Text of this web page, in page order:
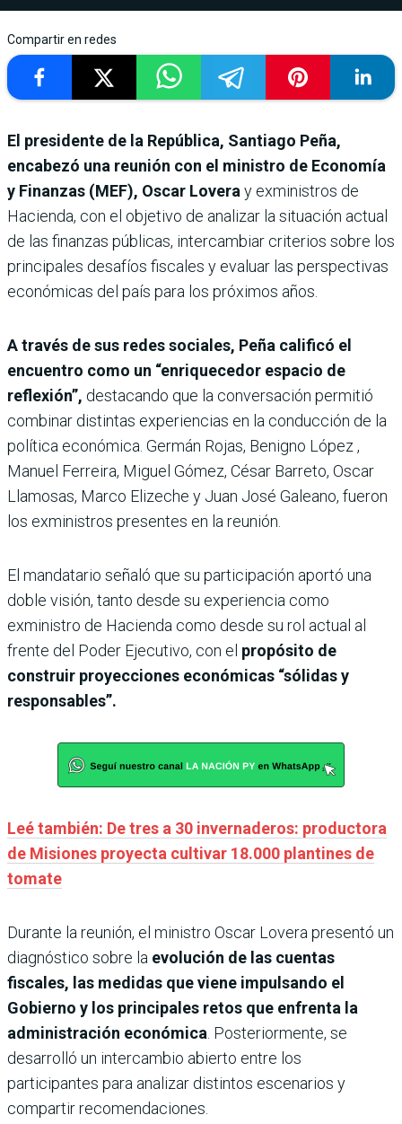
Compartir en redes
El presidente de la República, Santiago Peña,
encabezó una reunión con el ministro de Economía
y Finanzas (MEF), Oscar Lovera y exministros de
Hacienda, con el objetivo de analizar la situación actual
de las finanzas públicas, intercambiar criterios sobre los
principales desafíos fiscales y evaluar las perspectivas
económicas del país para los próximos años.
A través de sus redes sociales, Peña calificó el
encuentro como un “enriquecedor espacio de
reflexión”, destacando que la conversación permitió
combinar distintas experiencias en la conducción de la
política económica. Germán Rojas, Benigno López ,
Manuel Ferreira, Miguel Gómez, César Barreto, Oscar
Llamosas, Marco Elizeche y Juan José Galeano, fueron
los exministros presentes en la reunión.
El mandatario señaló que su participación aportó una
doble visión, tanto desde su experiencia como
exministro de Hacienda como desde su rol actual al
frente del Poder Ejecutivo, con el propósito de
construir proyecciones económicas “sólidas y
responsables”.
Leé también: De tres a 30 invernaderos: productora
de Misiones proyecta cultivar 18.000 plantines de
tomate
Durante la reunión, el ministro Oscar Lovera presentó un
diagnóstico sobre la evolución de las cuentas
fiscales, las medidas que viene impulsando el
Gobierno y los principales retos que enfrenta la
administración económica . Posteriormente, se
desarrolló un intercambio abierto entre los
participantes para analizar distintos escenarios y
compartir recomendaciones.